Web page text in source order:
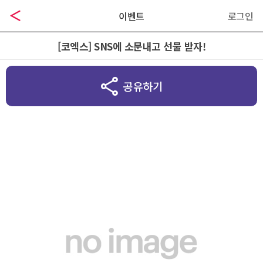
이벤트 로그인
[코엑스] SNS에 소문내고 선물 받자!
 공유하기